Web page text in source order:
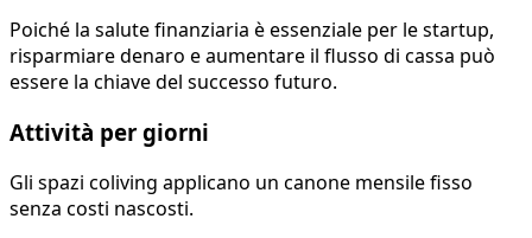
Poiché la salute finanziaria è essenziale per le startup,
risparmiare denaro e aumentare il flusso di cassa può
essere la chiave del successo futuro.
Attività per giorni
Gli spazi coliving applicano un canone mensile fisso
senza costi nascosti.